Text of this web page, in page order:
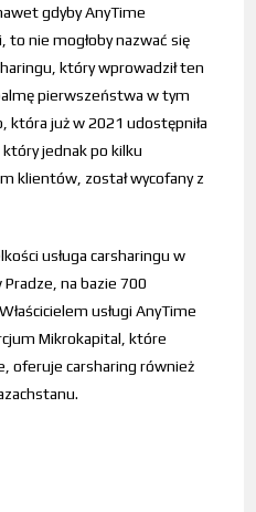
gdyby AnyTime
to nie mogłoby nazwać się
który wprowadził ten
pierwszeństwa w tym
która już w 2021 udostępniła
jednak po kilku
klientów, został wycofany z
usługa carsharingu w
Pradze, na bazie 700
usługi AnyTime
Mikrokapital, które
oferuje carsharing również